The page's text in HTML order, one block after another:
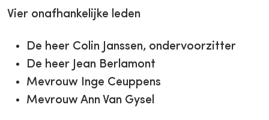
Vier onafhankelijke leden
De heer Colin Janssen, ondervoorzitter
De heer Jean Berlamont
Mevrouw Inge Ceuppens
Mevrouw Ann Van Gysel